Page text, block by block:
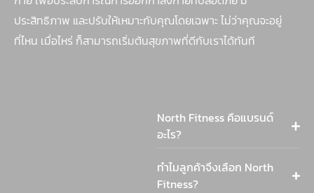
ประสิทธิภาพ และปรับให้เหมาะกับคุณโดยเฉพาะ ไม่ว่าคุณจะอยู่
ที่ไหน เมื่อไหร่ ก็สามารถเริ่มต้นสุขภาพที่ดีกับเราได้ทันที
North Fitness คือแบรนด์
อะไร?
ทำไมลูกค้าจึงเลือก North
Fitness?